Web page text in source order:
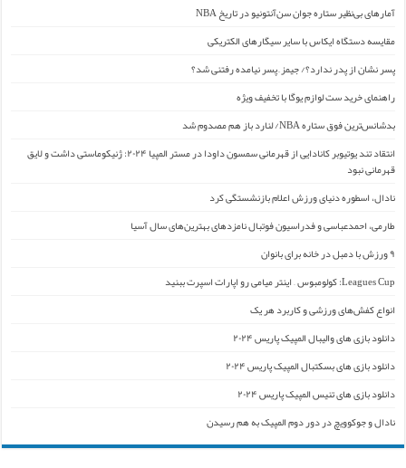
آمارهای بی‌نظیر ستاره جوان سن‌آنتونیو در تاریخ NBA
مقایسه دستگاه ایکاس با سایر سیگارهای الکتریکی
پسر نشان از پدر ندارد؟/ جیمز ِ پسر نیامده رفتنی شد؟
راهنمای خرید ست لوازم یوگا با تخفیف ویژه
بدشانس‌ترین فوق ستاره NBA/ لنارد باز هم مصدوم شد
انتقاد تند یوتیوبر کانادایی از قهرمانی سمسون داودا در مستر المپیا ۲۰۲۴: ژنیکوماستی داشت و لایق
قهرمانی نبود
نادال، اسطوره دنیای ورزش اعلام بازنشستگی کرد
طارمی، احمدعباسی و فدراسیون فوتبال نامزدهای بهترین‌های سال آسیا
۹ ورزش با دمبل در خانه برای بانوان
Leagues Cup: کولومبوس – اینتر میامی رو اپارات اسپرت ببنید
انواع کفش‌های ورزشی و کاربرد هر یک
دانلود بازی های والیبال المپیک پاریس ۲۰۲۴
دانلود بازی های بسکتبال المپیک پاریس ۲۰۲۴
دانلود بازی های تنیس المپیک پاریس ۲۰۲۴
نادال و جوکوویچ در دور دوم المپیک به هم رسیدن